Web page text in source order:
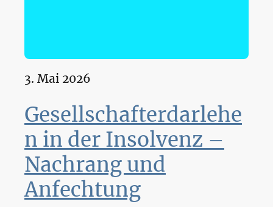
3. Mai 2026
Gesellschafterdarlehe
n in der Insolvenz –
Nachrang und
Anfechtung